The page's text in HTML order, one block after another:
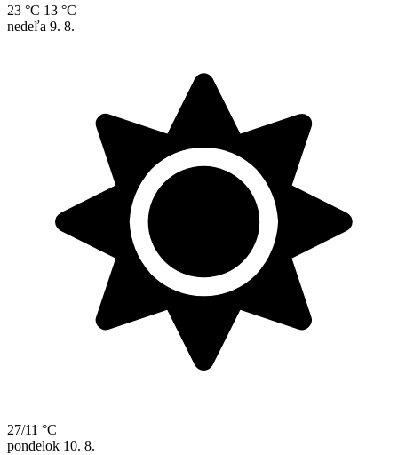
23 °C 13 °C
nedeľa 9. 8.
27/11 °C
pondelok 10. 8.